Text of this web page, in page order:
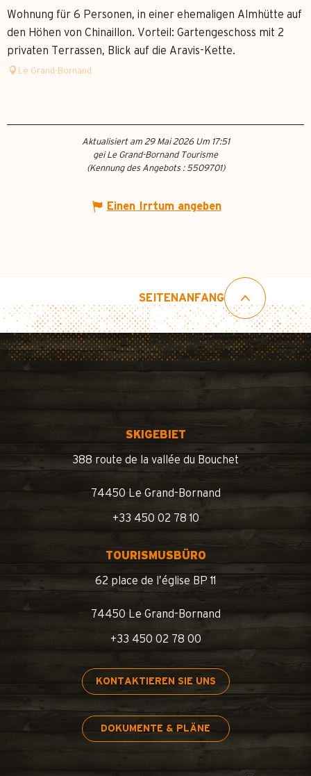
Wohnung für 6 Personen, in einer ehemaligen Almhütte auf
den Höhen von Chinaillon. Vorteil: Gartengeschoss mit 2
privaten Terrassen, Blick auf die Aravis-Kette.
Le Grand-Bornand
Aktualisiert am 29 Mai 2026 Um 17:51
gei Le Grand-Bornand Tourisme
(Kennung des Angebots : 5509701)
Einen Irrtum angeben
SEITENANFANG
SKIGEBIET
388 route de la vallée du Bouchet
74450 Le Grand-Bornand
+33 450 02 78 10
TOURISMUSBÜRO
62 place de l’église BP 11
74450 Le Grand-Bornand
+33 450 02 78 00
KONTAKTIEREN SIE UNS
DOKUMENTE & PLÄNE